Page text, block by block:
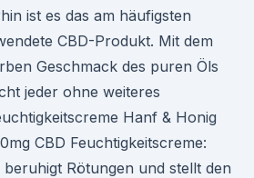
ist es das am häufigsten
CBD-Produkt. Mit dem
Geschmack des puren Öls
jeder ohne weiteres
Hanf & Honig
CBD Feuchtigkeitscreme:
beruhigt Rötungen und stellt den